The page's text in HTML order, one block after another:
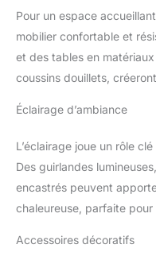
Pour un espace
mobilier confortable et
et des tables en
coussins douillets,
Éclairage d’ambiance
L’éclairage joue un rôle
Des guirlandes
encastrés peuvent
chaleureuse, parfaite pour
Accessoires décoratifs